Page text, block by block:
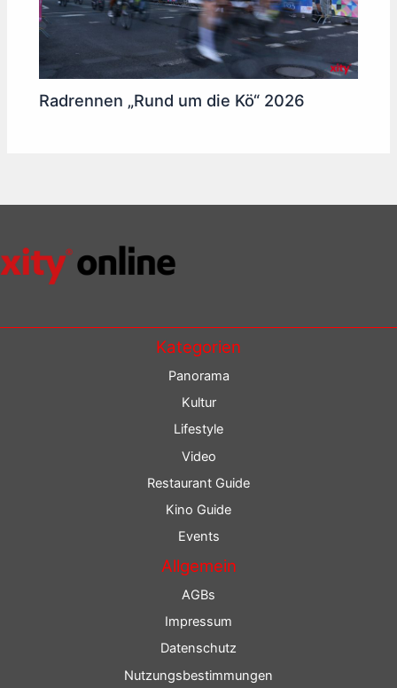
Radrennen „Rund um die Kö“ 2026
Kategorien
Panorama
Kultur
Lifestyle
Video
Restaurant Guide
Kino Guide
Events
Allgemein
AGBs
Impressum
Datenschutz
Nutzungsbestimmungen